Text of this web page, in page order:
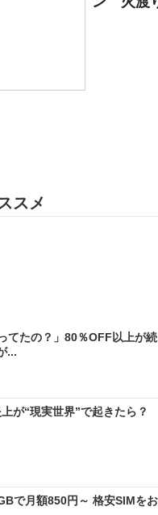
スメ
てたの？」80％OFF以上が続
...
が“現実世界”で起きたら
で月額850円～ 格安SIMを